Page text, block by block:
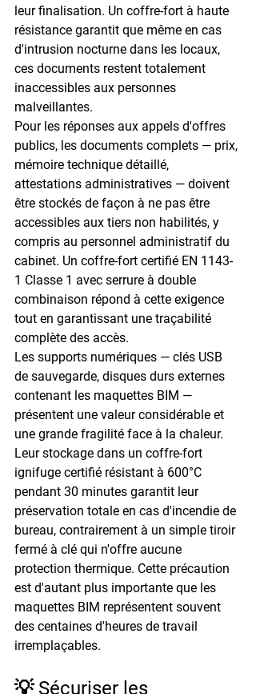
leur finalisation. Un coffre-fort à haute
résistance garantit que même en cas
d'intrusion nocturne dans les locaux,
ces documents restent totalement
inaccessibles aux personnes
malveillantes.
Pour les réponses aux appels d'offres
publics, les documents complets — prix,
mémoire technique détaillé,
attestations administratives — doivent
être stockés de façon à ne pas être
accessibles aux tiers non habilités, y
compris au personnel administratif du
cabinet. Un coffre-fort certifié EN 1143-
1 Classe 1 avec serrure à double
combinaison répond à cette exigence
tout en garantissant une traçabilité
complète des accès.
Les supports numériques — clés USB
de sauvegarde, disques durs externes
contenant les maquettes BIM —
présentent une valeur considérable et
une grande fragilité face à la chaleur.
Leur stockage dans un coffre-fort
ignifuge certifié résistant à 600°C
pendant 30 minutes garantit leur
préservation totale en cas d'incendie de
bureau, contrairement à un simple tiroir
fermé à clé qui n'offre aucune
protection thermique. Cette précaution
est d'autant plus importante que les
maquettes BIM représentent souvent
des centaines d'heures de travail
irremplaçables.
💡 Sécuriser les